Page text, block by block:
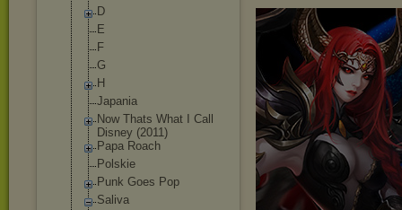
D
E
F
G
H
Japania
Now Thats What I Call
Disney (2011)
Papa Roach
Polskie
Punk Goes Pop
Saliva